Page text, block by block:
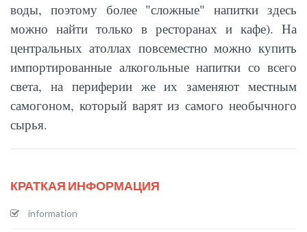
воды, поэтому более "сложные" напитки здесь
можно найти только в ресторанах и кафе). На
центральных атоллах повсеместно можно купить
импортированные алкогольные напитки со всего
света, на периферии же их заменяют местным
самогоном, который варят из самого необычного
сырья.
КРАТКАЯ ИНФОРМАЦИЯ
information